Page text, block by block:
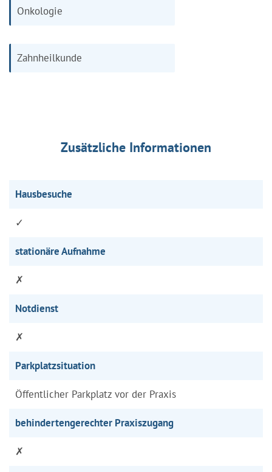
Onkologie
Zahnheilkunde
Zusätzliche Informationen
Hausbesuche
✓
stationäre Aufnahme
✗
Notdienst
✗
Parkplatzsituation
Öffentlicher Parkplatz vor der Praxis
behindertengerechter Praxiszugang
✗